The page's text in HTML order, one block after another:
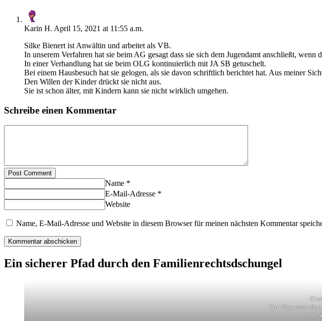
Karin H. April 15, 2021 at 11:55 a.m.
Silke Bienert ist Anwältin und arbeitet als VB.
In unserem Verfahren hat sie beim AG gesagt dass sie sich dem Jugendamt anschließt, wenn
In einer Verhandlung hat sie beim OLG kontinuierlich mit JA SB getuschelt.
Bei einem Hausbesuch hat sie gelogen, als sie davon schriftlich berichtet hat. Aus meiner
Den Willen der Kinder drückt sie nicht aus.
Sie ist schon älter, mit Kindern kann sie nicht wirklich umgehen.
Schreibe einen Kommentar
Post Comment
Name *
E-Mail-Adresse *
Website
Name, E-Mail-Adresse und Website in diesem Browser für meinen nächsten Kommentar
Ein sicherer Pfad durch den Familienrechtsdschungel
Ein Wegweiser